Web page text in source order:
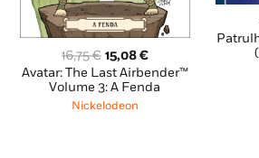
16,75€ O
preço
original
era:
15,08€O
preço
atual
Avatar: The Last Airbender™
Volume 3: A Fenda
Nickelodeon